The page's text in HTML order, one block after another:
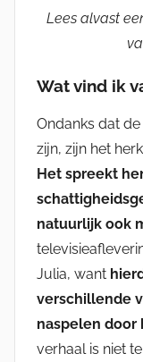
Lees alvast
Wat vind ik
Ondanks dat
zijn, zijn het
Het spreekt
natuurlijk ook
Julia, want
verschillende
naspelen door
verhaal is niet